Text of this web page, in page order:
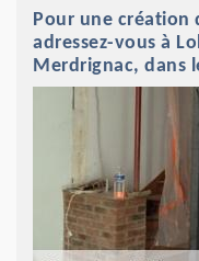
Pour une création
adressez-vous à
Merdrignac, dans